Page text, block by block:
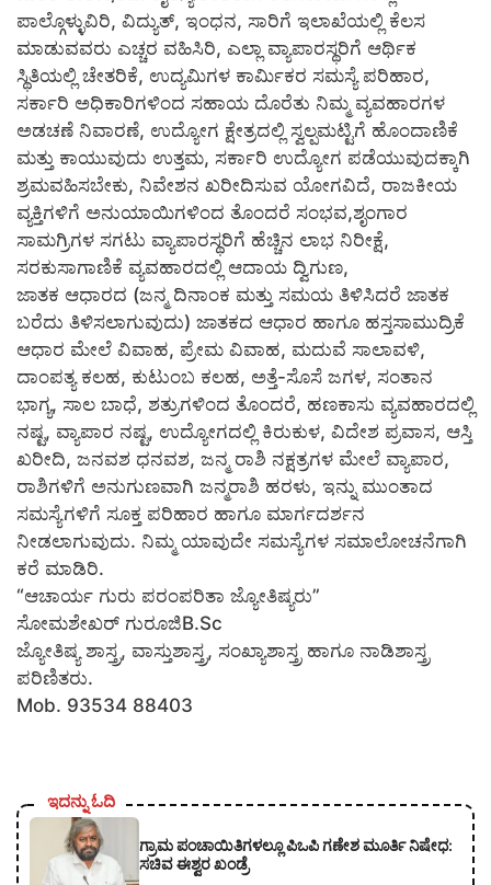
ಪಾಲ್ಗೊಳ್ಳುವಿರಿ, ವಿದ್ಯುತ್, ಇಂಧನ, ಸಾರಿಗೆ ಇಲಾಖೆಯಲ್ಲಿ ಕೆಲಸ
ಮಾಡುವವರು ಎಚ್ಚರ ವಹಿಸಿರಿ, ಎಲ್ಲಾ ವ್ಯಾಪಾರಸ್ಥರಿಗೆ ಆರ್ಥಿಕ
ಸ್ಥಿತಿಯಲ್ಲಿ ಚೇತರಿಕೆ, ಉದ್ಯಮಿಗಳ ಕಾರ್ಮಿಕರ ಸಮಸ್ಯೆ ಪರಿಹಾರ,
ಸರ್ಕಾರಿ ಅಧಿಕಾರಿಗಳಿಂದ ಸಹಾಯ ದೊರೆತು ನಿಮ್ಮ ವ್ಯವಹಾರಗಳ
ಅಡಚಣೆ ನಿವಾರಣೆ, ಉದ್ಯೋಗ ಕ್ಷೇತ್ರದಲ್ಲಿ ಸ್ವಲ್ಪಮಟ್ಟಿಗೆ ಹೊಂದಾಣಿಕೆ
ಮತ್ತು ಕಾಯುವುದು ಉತ್ತಮ, ಸರ್ಕಾರಿ ಉದ್ಯೋಗ ಪಡೆಯುವುದಕ್ಕಾಗಿ
ಶ್ರಮವಹಿಸಬೇಕು, ನಿವೇಶನ ಖರೀದಿಸುವ ಯೋಗವಿದೆ, ರಾಜಕೀಯ
ವ್ಯಕ್ತಿಗಳಿಗೆ ಅನುಯಾಯಿಗಳಿಂದ ತೊಂದರೆ ಸಂಭವ,ಶೃಂಗಾರ
ಸಾಮಗ್ರಿಗಳ ಸಗಟು ವ್ಯಾಪಾರಸ್ಥರಿಗೆ ಹೆಚ್ಚಿನ ಲಾಭ ನಿರೀಕ್ಷೆ,
ಸರಕುಸಾಗಾಣಿಕೆ ವ್ಯವಹಾರದಲ್ಲಿ ಆದಾಯ ದ್ವಿಗುಣ,
ಜಾತಕ ಆಧಾರದ (ಜನ್ಮ ದಿನಾಂಕ ಮತ್ತು ಸಮಯ ತಿಳಿಸಿದರೆ ಜಾತಕ
ಬರೆದು ತಿಳಿಸಲಾಗುವುದು) ಜಾತಕದ ಆಧಾರ ಹಾಗೂ ಹಸ್ತಸಾಮುದ್ರಿಕೆ
ಆಧಾರ ಮೇಲೆ ವಿವಾಹ, ಪ್ರೇಮ ವಿವಾಹ, ಮದುವೆ ಸಾಲಾವಳಿ,
ದಾಂಪತ್ಯ ಕಲಹ, ಕುಟುಂಬ ಕಲಹ, ಅತ್ತೆ-ಸೊಸೆ ಜಗಳ, ಸಂತಾನ
ಭಾಗ್ಯ, ಸಾಲ ಬಾಧೆ, ಶತ್ರುಗಳಿಂದ ತೊಂದರೆ, ಹಣಕಾಸು ವ್ಯವಹಾರದಲ್ಲಿ
ನಷ್ಟ, ವ್ಯಾಪಾರ ನಷ್ಟ, ಉದ್ಯೋಗದಲ್ಲಿ ಕಿರುಕುಳ, ವಿದೇಶ ಪ್ರವಾಸ, ಆಸ್ತಿ
ಖರೀದಿ, ಜನವಶ ಧನವಶ, ಜನ್ಮ ರಾಶಿ ನಕ್ಷತ್ರಗಳ ಮೇಲೆ ವ್ಯಾಪಾರ,
ರಾಶಿಗಳಿಗೆ ಅನುಗುಣವಾಗಿ ಜನ್ಮರಾಶಿ ಹರಳು, ಇನ್ನು ಮುಂತಾದ
ಸಮಸ್ಯೆಗಳಿಗೆ ಸೂಕ್ತ ಪರಿಹಾರ ಹಾಗೂ ಮಾರ್ಗದರ್ಶನ
ನೀಡಲಾಗುವುದು. ನಿಮ್ಮ ಯಾವುದೇ ಸಮಸ್ಯೆಗಳ ಸಮಾಲೋಚನೆಗಾಗಿ
ಕರೆ ಮಾಡಿರಿ.
“ಆಚಾರ್ಯ ಗುರು ಪರಂಪರಿತಾ ಜ್ಯೋತಿಷ್ಯರು”
ಸೋಮಶೇಖರ್ ಗುರೂಜಿB.Sc
ಜ್ಯೋತಿಷ್ಯ ಶಾಸ್ತ್ರ, ವಾಸ್ತುಶಾಸ್ತ್ರ, ಸಂಖ್ಯಾಶಾಸ್ತ್ರ ಹಾಗೂ ನಾಡಿಶಾಸ್ತ್ರ
ಪರಿಣಿತರು.
Mob. 93534 88403
ಇದನ್ನು ಓದಿ
ಗ್ರಾಮ ಪಂಚಾಯಿತಿಗಳಲ್ಲೂ ಪಿಒಪಿ ಗಣೇಶ ಮೂರ್ತಿ ನಿಷೇಧ:
ಸಚಿವ ಈಶ್ವರ ಖಂಡ್ರೆ